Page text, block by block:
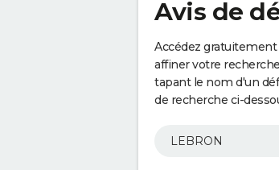
Avis de
Accédez gratuitement
affiner votre
tapant le nom d'un
de recherche ci-